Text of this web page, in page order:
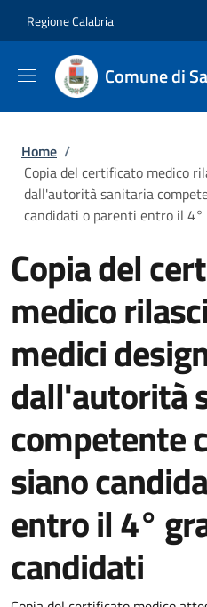
Regione Calabria
Comune di
Briciole di pane
Home /
Copia del certificato medico
dall'autorità sanitaria
candidati o parenti entro il 4°
Copia del
medico
medici
dall'autorità
competente
siano
entro il 4°
candidati